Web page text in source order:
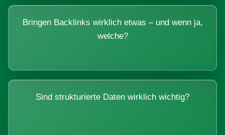
Bringen Backlinks wirklich etwas – und wenn ja,
welche?
Sind strukturierte Daten wirklich wichtig?